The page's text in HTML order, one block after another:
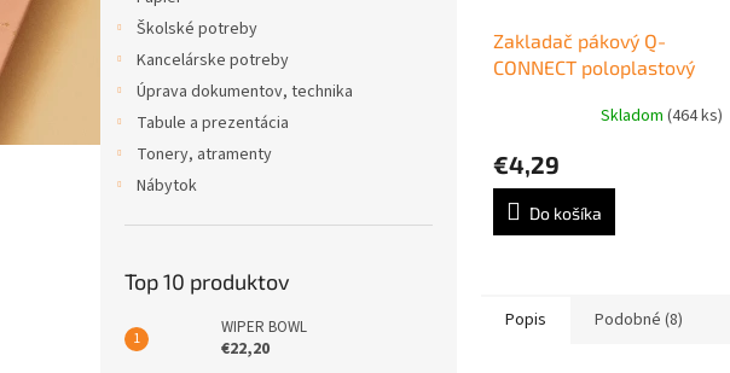
Školské potreby
Kancelárske potreby
Úprava dokumentov, technika
Tabule a prezentácia
Tonery, atramenty
Nábytok
Top 10 produktov
WIPER BOWL
€22,20
Zakladač pákový Q-
CONNECT poloplastový
Skladom (464 ks)
€4,29
Do košíka
Popis Podobné (8)